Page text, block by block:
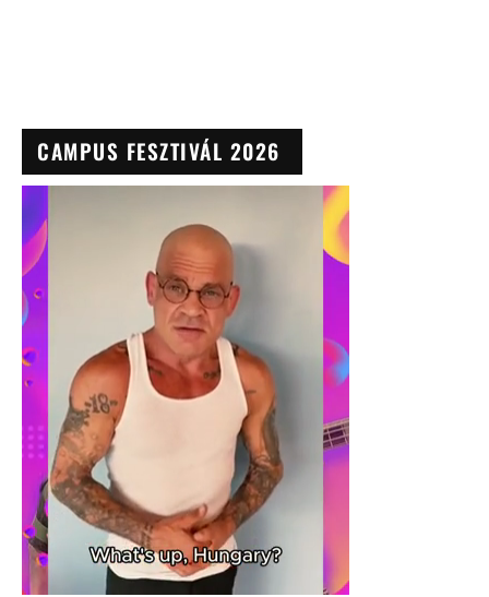
CAMPUS FESZTIVÁL 2026